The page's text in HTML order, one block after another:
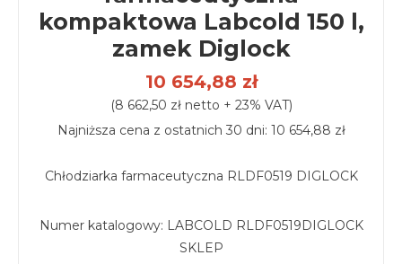
kompaktowa Labcold 150 l,
zamek Diglock
10 654,88 zł
(8 662,50 zł netto + 23% VAT)
Najniższa cena z ostatnich 30 dni: 10 654,88 zł
Chłodziarka farmaceutyczna RLDF0519 DIGLOCK
Numer katalogowy: LABCOLD RLDF0519DIGLOCK
SKLEP